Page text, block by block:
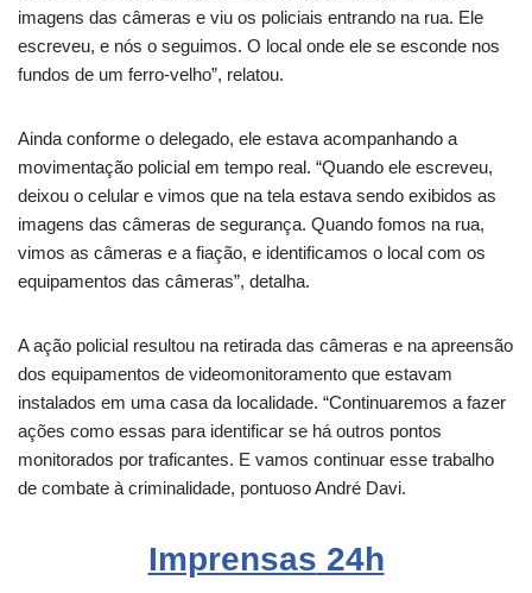
imagens das câmeras e viu os policiais entrando na rua. Ele
escreveu, e nós o seguimos. O local onde ele se esconde nos
fundos de um ferro-velho”, relatou.
Ainda conforme o delegado, ele estava acompanhando a
movimentação policial em tempo real. “Quando ele escreveu,
deixou o celular e vimos que na tela estava sendo exibidos as
imagens das câmeras de segurança. Quando fomos na rua,
vimos as câmeras e a fiação, e identificamos o local com os
equipamentos das câmeras”, detalha.
A ação policial resultou na retirada das câmeras e na apreensão
dos equipamentos de videomonitoramento que estavam
instalados em uma casa da localidade. “Continuaremos a fazer
ações como essas para identificar se há outros pontos
monitorados por traficantes. E vamos continuar esse trabalho
de combate à criminalidade, pontuoso André Davi.
Imprensas 24h